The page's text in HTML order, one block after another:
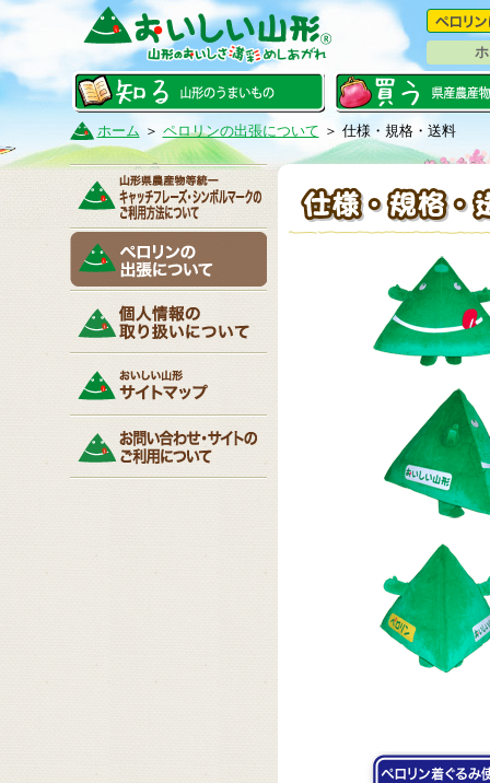
ホーム ＞ ペロリンの出張について ＞ 仕様・規格・送料